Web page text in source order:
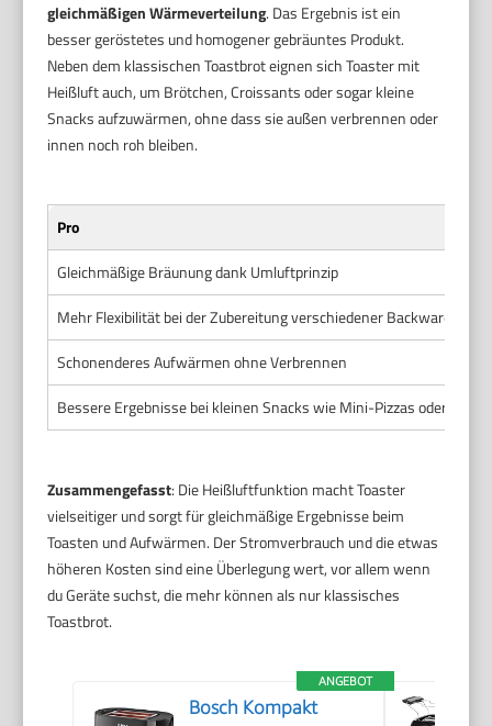
gleichmäßigen Wärmeverteilung. Das Ergebnis ist ein
besser geröstetes und homogener gebräuntes Produkt.
Neben dem klassischen Toastbrot eignen sich Toaster mit
Heißluft auch, um Brötchen, Croissants oder sogar kleine
Snacks aufzuwärmen, ohne dass sie außen verbrennen oder
innen noch roh bleiben.
Pro
Gleichmäßige Bräunung dank Umluftprinzip
Mehr Flexibilität bei der Zubereitung verschiedener Backwaren
Schonenderes Aufwärmen ohne Verbrennen
Bessere Ergebnisse bei kleinen Snacks wie Mini-Pizzas oder
Zusammengefasst: Die Heißluftfunktion macht Toaster
vielseitiger und sorgt für gleichmäßige Ergebnisse beim
Toasten und Aufwärmen. Der Stromverbrauch und die etwas
höheren Kosten sind eine Überlegung wert, vor allem wenn
du Geräte suchst, die mehr können als nur klassisches
Toastbrot.
ANGEBOT
Bosch Kompakt